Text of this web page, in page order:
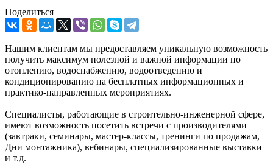
Поделиться
Нашим клиентам мы предоставляем уникальную возможность
получить максимум полезной и важной информации по
отоплению, водоснабжению, водоотведению и
кондиционированию на бесплатных информационных и
практико-направленных мероприятиях.
Специалисты, работающие в строительно-инженерной сфере,
имеют возможность посетить встречи с производителями
(завтраки, семинары, мастер-классы, тренинги по продажам,
Дни монтажника), вебинары, специализированные выставки
и т.д.